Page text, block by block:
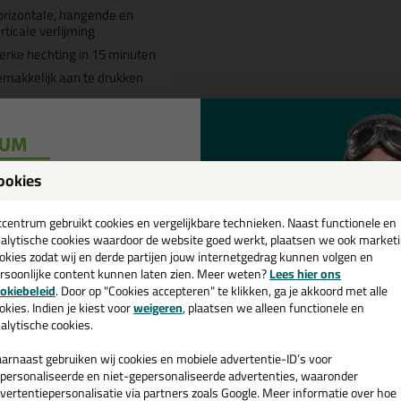
hangende en
verlijming
hechting in 15 minuten
aan te drukken
Omschrijving Specificaties
Kratje Fast Lijmkit in Witte
je Tec7 Kratje Fast Lijmkit in een specifieke kleur? Gevonden! Deze
voor verschillende toepassingen. Een professioneel en
Kratje Fast Lijmkit in de kleur Witte Lijmkit vandaag nog! Op
je meer weten over de toepassing en kenmerken van dit product?
gebruikt cookies en vergelijkbare technieken. Naast functionele en
cookies waardoor de website goed werkt, plaatsen we ook
zodat wij en derde partijen jouw internetgedrag kunnen volgen en
content kunnen laten zien. Meer weten?Lees hier ons
. Door op "Cookies accepteren" te klikken, ga je akkoord met alle
Indien je kiest voorweigeren, plaatsen we alleen functionele en
cookies.
gebruiken wij cookies en mobiele advertentie-ID’s voor
en niet-gepersonaliseerde advertenties, waaronder
via partners zoals Google. Meer informatie over hoe
💚
en ontvang een
€35,-bij je eerste bestelling!